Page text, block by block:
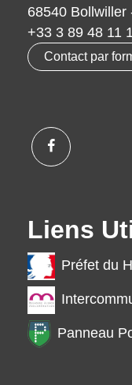
68540 Bollwiller
+33 3 89 48 11
Contact par
Liens
Préfet du
Panneau